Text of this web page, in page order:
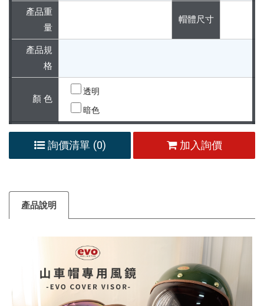
產品重
量
帽體尺寸
產品規
格
顏 色
透明
暗色
詢價清單 (0) 加入詢價
產品說明